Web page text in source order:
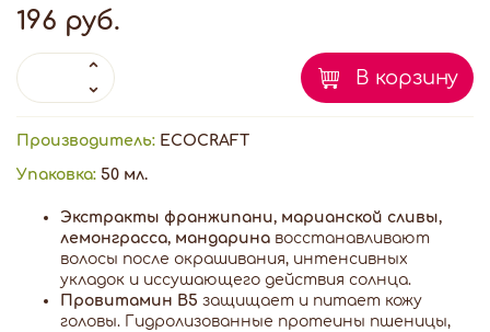
196 руб.
В корзину
Производитель: ECOCRAFT
Упаковка: 50 мл.
Экстракты франжипани, марианской сливы,
лемонграсса, мандарина восстанавливают
волосы после окрашивания, интенсивных
укладок и иссушающего действия солнца.
Провитамин В5 защищает и питает кожу
головы. Гидролизованные протеины пшеницы,